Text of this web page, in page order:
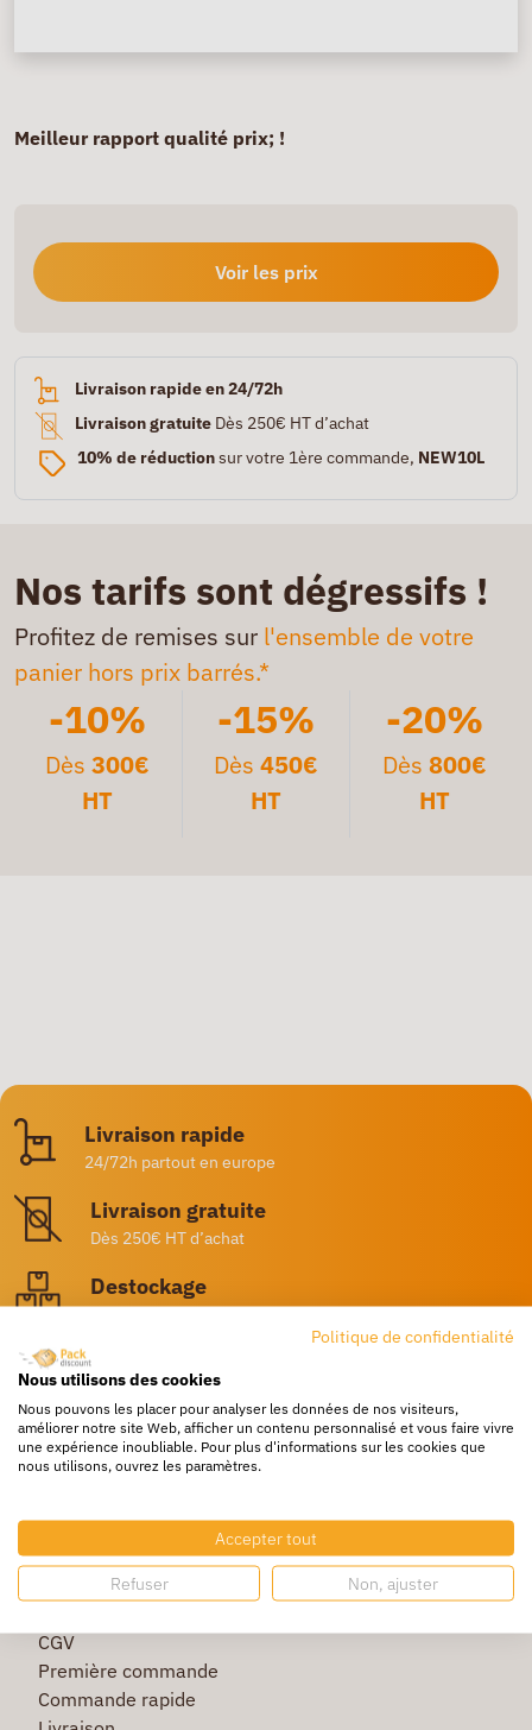
Meilleur rapport qualité prix; !
Voir les prix
Livraison rapide en 24/72h
Livraison gratuite Dès 250€ HT d’achat
10% de réductionsur votre 1ère commande, NEW10L
Nos tarifs sont dégressifs !
Profitez de remises sur l'ensemble de votre
panier hors prix barrés.*
-10%
Dès300€
HT
-15%
Dès 450€
HT
-20%
Dès 800€
HT
Livraison rapide
24/72h partout en europe
Livraison gratuite
Dès 250€ HT d’achat
Destockage
Profitez de prix bas toute l’année
Besoin d'aide ?
Un service client à votre écoute
La société
CGV
Première commande
Commande rapide
Politique de confidentialité
Nous utilisons des cookies
Nous pouvons les placer pour analyser les données de nos visiteurs,
améliorer notre site Web, afficher un contenu personnalisé et vous faire vivre
une expérience inoubliable. Pour plus d'informations sur les cookies que
nous utilisons, ouvrez les paramètres.
Accepter tout
Refuser Non, ajuster